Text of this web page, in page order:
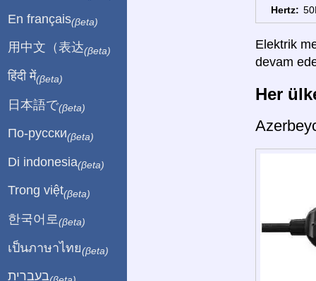
Hertz:
Elektrik
devam
Her
En français(βeta)
用中文（表达(βeta)
हिंदी में(βeta)
日本語で(βeta)
По-русски(βeta)
Di indonesia(βeta)
Trong việt(βeta)
한국어로 (βeta)
เป็นภาษาไทย(βeta)
בעברית